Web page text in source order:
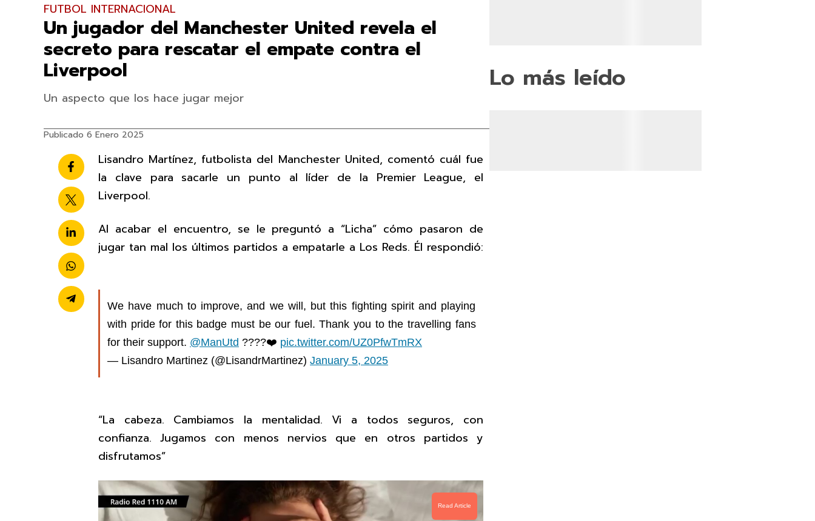
FUTBOL INTERNACIONAL
Un jugador del Manchester United revela el
secreto para rescatar el empate contra el
Liverpool
Un aspecto que los hace jugar mejor
Publicado 6 Enero 2025
Lisandro Martínez, futbolista del Manchester United, comentó cuál fue
la clave para sacarle un punto al líder de la Premier League, el
Liverpool.
Al acabar el encuentro, se le preguntó a “Licha” cómo pasaron de
jugar tan mal los últimos partidos a empatarle a Los Reds. Él respondió:
We have much to improve, and we will, but this fighting spirit and playing
with pride for this badge must be our fuel. Thank you to the travelling fans
for their support. @ManUtd ????❤️ pic.twitter.com/UZ0PfwTmRX
— Lisandro Martinez (@LisandrMartinez) January 5, 2025
“La cabeza. Cambiamos la mentalidad. Vi a todos seguros, con
confianza. Jugamos con menos nervios que en otros partidos y
disfrutamos”
Read Article
Lo más leído